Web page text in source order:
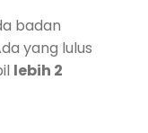
badan
yang lulus
lebih 2